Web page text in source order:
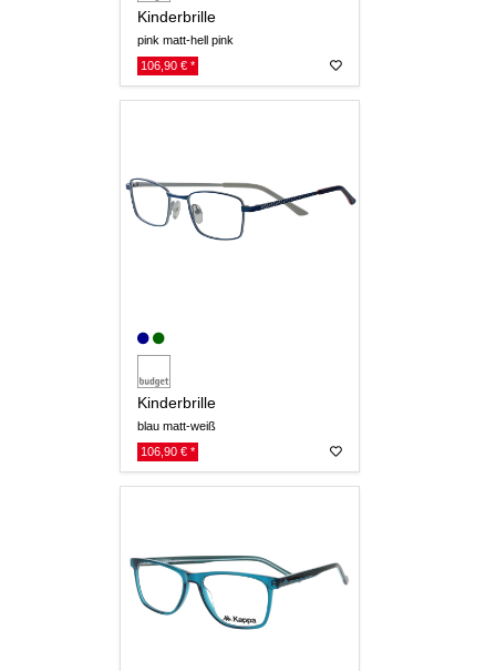
Kinderbrille
pink matt-hell pink
106,90 € *
Kinderbrille
blau matt-weiß
106,90 € *